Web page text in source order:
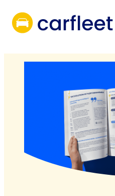
Skip